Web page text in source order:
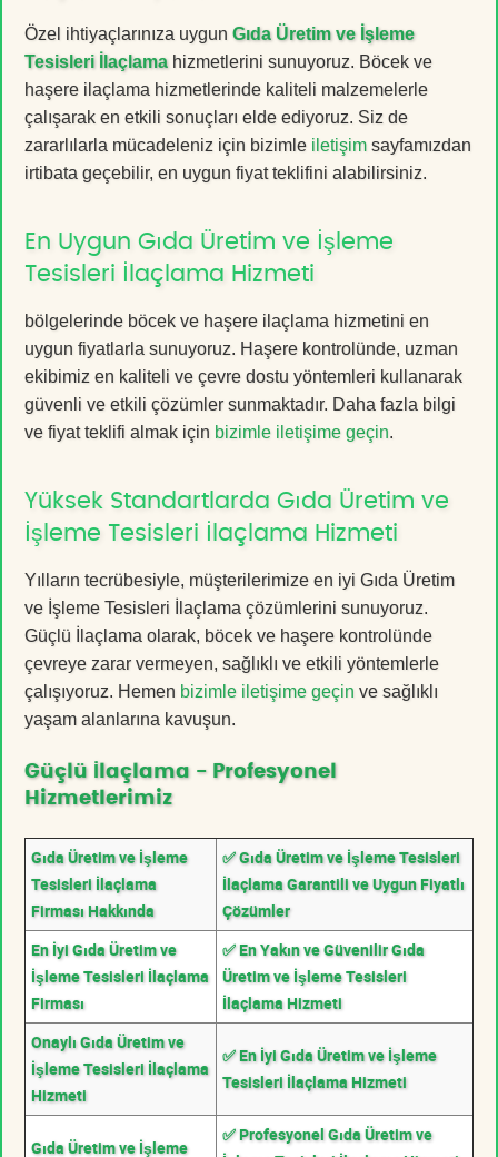
Özel ihtiyaçlarınıza uygun Gıda Üretim ve İşleme
Tesisleri İlaçlamahizmetlerini sunuyoruz. Böcek ve
haşere ilaçlama hizmetlerinde kaliteli malzemelerle
çalışarak en etkili sonuçları elde ediyoruz. Siz de
zararlılarla mücadeleniz için bizimle iletişim sayfamızdan
irtibata geçebilir, en uygun fiyat teklifini alabilirsiniz.
En Uygun Gıda Üretim ve İşleme
Tesisleri İlaçlama Hizmeti
bölgelerinde böcek ve haşere ilaçlama hizmetini en
uygun fiyatlarla sunuyoruz. Haşere kontrolünde, uzman
ekibimiz en kaliteli ve çevre dostu yöntemleri kullanarak
güvenli ve etkili çözümler sunmaktadır. Daha fazla bilgi
ve fiyat teklifi almak için bizimle iletişime geçin.
Yüksek Standartlarda Gıda Üretim ve
İşleme Tesisleri İlaçlama Hizmeti
Yılların tecrübesiyle, müşterilerimize en iyi Gıda Üretim
ve İşleme Tesisleri İlaçlama çözümlerini sunuyoruz.
Güçlü İlaçlama olarak, böcek ve haşere kontrolünde
çevreye zarar vermeyen, sağlıklı ve etkili yöntemlerle
çalışıyoruz. Hemen bizimle iletişime geçin ve sağlıklı
yaşam alanlarına kavuşun.
Güçlü İlaçlama - Profesyonel
Hizmetlerimiz
Gıda Üretim ve İşleme
Tesisleri İlaçlama
Firması Hakkında
✅ Gıda Üretim ve İşleme Tesisleri
İlaçlama Garantili ve Uygun Fiyatlı
Çözümler
En İyi Gıda Üretim ve
İşleme Tesisleri İlaçlama
Firması
✅ En Yakın ve Güvenilir Gıda
Üretim ve İşleme Tesisleri
İlaçlama Hizmeti
Onaylı Gıda Üretim ve
İşleme Tesisleri İlaçlama
Hizmeti
✅ En İyi Gıda Üretim ve İşleme
Tesisleri İlaçlama Hizmeti
Gıda Üretim ve İşleme
✅ Profesyonel Gıda Üretim ve